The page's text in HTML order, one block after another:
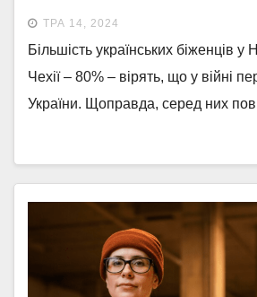
СТАВЛЕННЯ ДО
МОЖЛИВИХ
ТРА 14, 2024
Більшість українських біженців у
Чехії – 80% – вірять, що у війні
України. Щоправда, серед них